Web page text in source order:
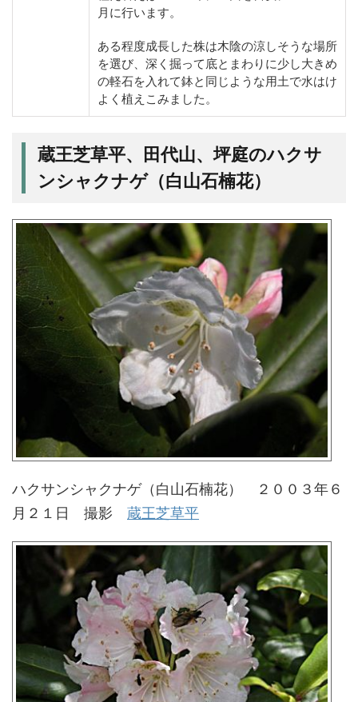
月に行います。
ある程度成長した株は木陰の涼しそうな場所
を選び、深く掘って底とまわりに少し大きめ
の軽石を入れて鉢と同じような用土で水はけ
よく植えこみました。
蔵王芝草平、田代山、坪庭のハクサ
ンシャクナゲ（白山石楠花）
ハクサンシャクナゲ（白山石楠花） ２００３年６
月２１日 撮影 蔵王芝草平